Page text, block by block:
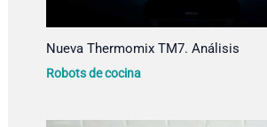
Nueva Thermomix TM7. Análisis
Robots de cocina